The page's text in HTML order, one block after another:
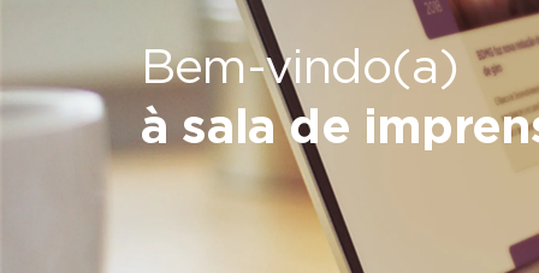
Bem-vindo(a)
à sala de